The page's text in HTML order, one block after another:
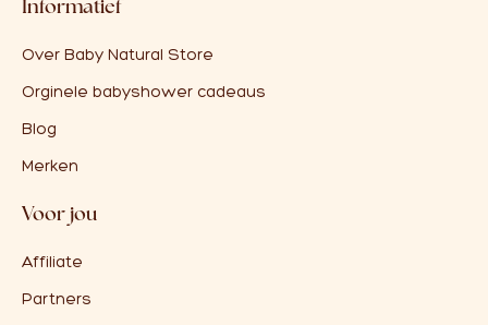
Informatief
Over Baby Natural Store
Orginele babyshower cadeaus
Blog
Merken
Voor jou
Affiliate
Partners